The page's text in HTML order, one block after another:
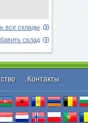
все склады
склад
Контакты